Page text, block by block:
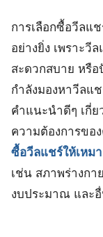
การเลือกซื้อวีลแ
อย่างยิ่ง เพราะวี
สะดวกสบาย หรื
กำลังมองหาวีลแ
คำแนะนำดีๆ เกี่ย
ความต้องการข
ซื้อวีลแชร์ให้เหม
เช่น สภาพร่างก
งบประมาณ และ